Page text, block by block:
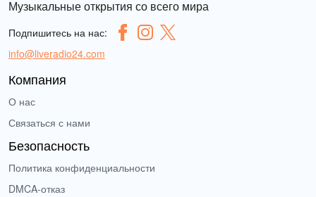
Музыкальные открытия со всего мира
Подпишитесь на нас:
info@liveradio24.com
Компания
О нас
Связаться с нами
Безопасность
Политика конфиденциальности
DMCA-отказ